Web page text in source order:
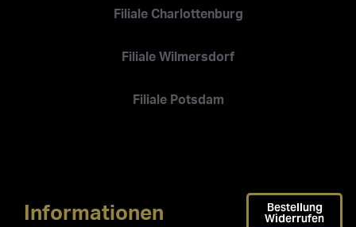
Filiale Charlottenburg
Filiale Wilmersdorf
Filiale Potsdam
Informationen Bestellung
Widerrufen